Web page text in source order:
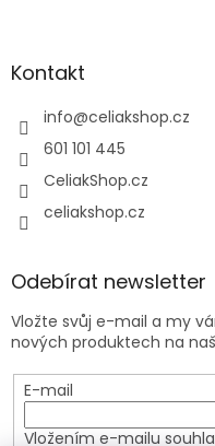
Kontakt
info@celiakshop.cz
601 101 445
CeliakShop.cz
celiakshop.cz
Odebírat newsletter
Vložte svůj e-mail a my
nových produktech na
E-mail
Vložením e-mailu